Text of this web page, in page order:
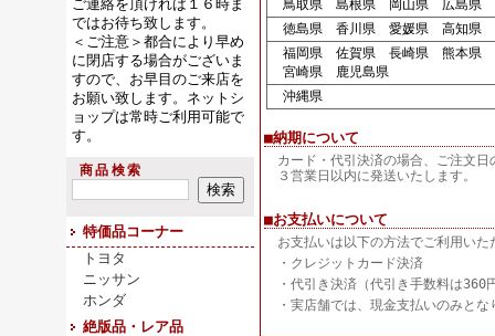
ご連絡を頂ければ１６時ま
ではお待ち致します。
＜ご注意＞都合により早め
に閉店する場合がございま
すので、お早目のご来店を
お願い致します。ネットシ
ョップは常時ご利用可能で
す。
商品検索
特価品コーナー
トヨタ
ニッサン
ホンダ
絶版品・レア品
鳥取県 島根県 岡山県 広島県
徳島県 香川県 愛媛県 高知県
福岡県 佐賀県 長崎県 熊本県
宮崎県 鹿児島県
沖縄県
■納期について
カード・代引決済の場合、ご注文日
３営業日以内に発送いたします。
■お支払いについて
お支払いは以下の方法でご利用いた
・クレジットカード決済
・代引き決済（代引き手数料は360
・実店舗では、現金支払いのみとな